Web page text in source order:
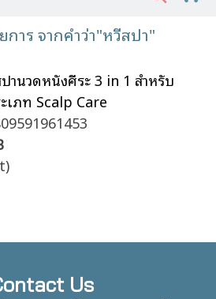
าร จากคำว่า"หวีสปา"
านวดหนังศีรษะ 3 in 1 สำหรับ
ภท Scalp Care
Us